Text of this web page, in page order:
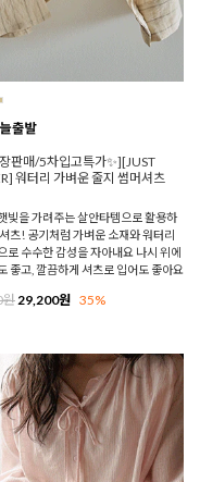
판매/5차입고특가✨][JUST
워터리 가벼운 줄지 썸머셔츠
빛을 가려주는 살안타템으로 활용하
츠! 공기처럼 가벼운 소재와 워터리
로 수수한 감성을 자아내요 나시 위에
좋고, 깔끔하게 셔츠로 입어도 좋아요
29,200원 35%